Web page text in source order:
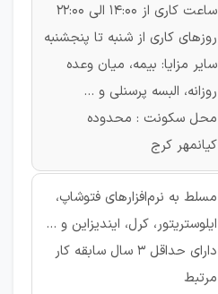
ساعت کاری از 14:00 الی 22:00
روزهای کاری از شنبه تا پنجشنبه
سایر مزایا: بیمه، میان وعده
روزانه، البسه پرسنلی و ...
محل سکونت : محدوده
کیانمهر کرج
مسلط به نرم‌افزارهای فتوشاپ،
ایلوستریتور، کرل، ایندیزاین و ...
دارای حداقل 3 سال سابقه کار
مرتبط